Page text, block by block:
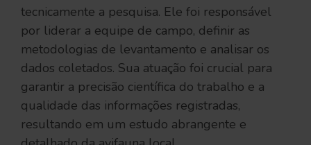
tecnicamente a pesquisa. Ele foi responsável
por liderar a equipe de campo, definir as
metodologias de levantamento e analisar os
dados coletados. Sua atuação foi crucial para
garantir a precisão científica do trabalho e a
qualidade das informações registradas,
resultando em um estudo abrangente e